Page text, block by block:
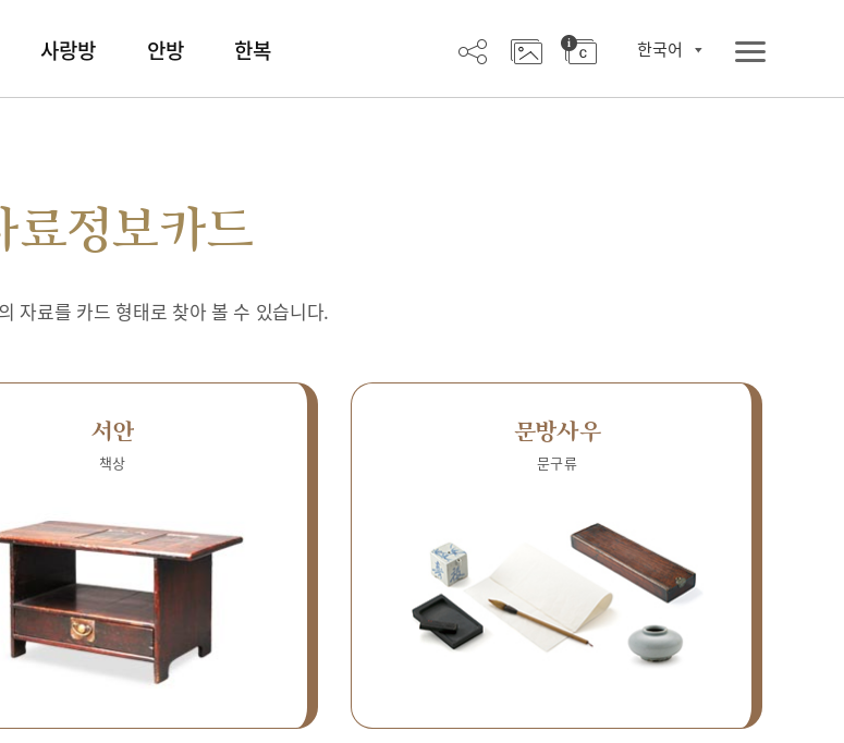
사랑방 안방 한복 한국어
료정보카드
자료를 카드 형태로 찾아 볼 수 있습니다.
서안
책상
문방사우
문구류